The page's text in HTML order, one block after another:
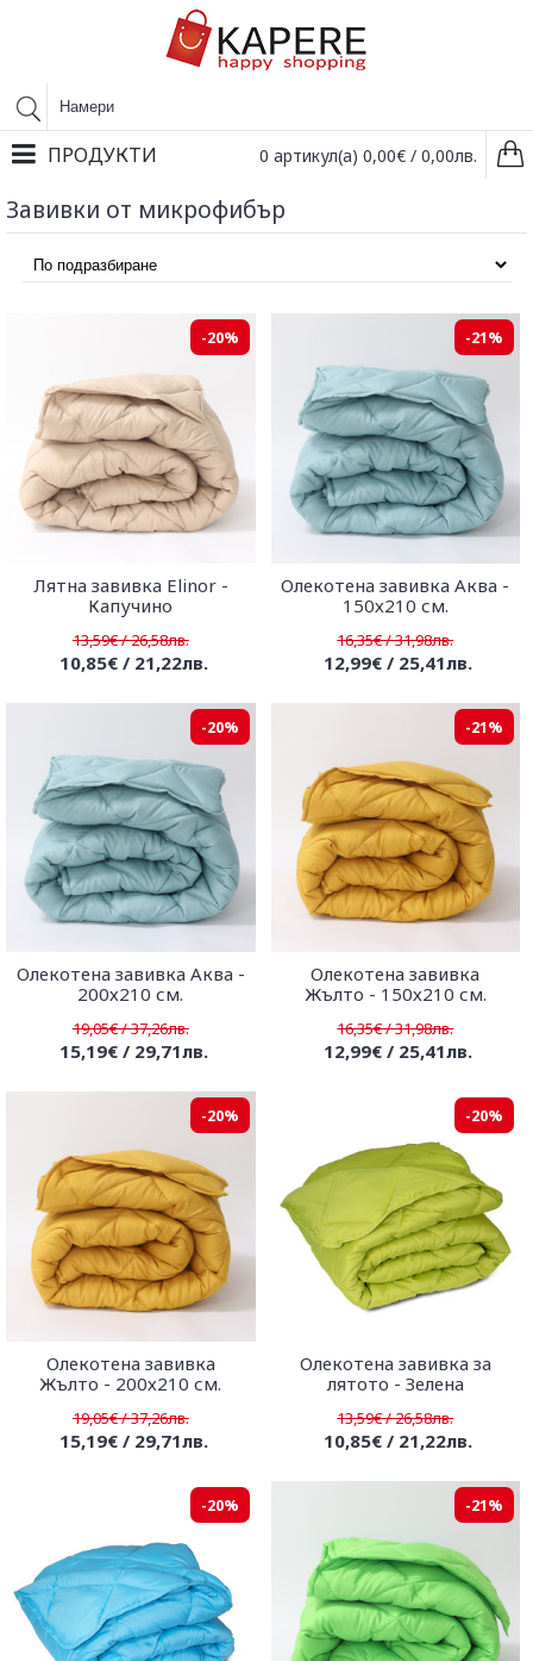
0 артикул(а) 0,00€ / 0,00лв.
ПРОДУКТИ
Завивки от микрофибър
-20%
Лятна завивка Elinor -
Капучино
13,59€ / 26,58лв.
10,85€ / 21,22лв.
-21%
Олекотена завивка Аква -
150х210 см.
16,35€ / 31,98лв.
12,99€ / 25,41лв.
-20%
Олекотена завивка Аква -
200х210 см.
19,05€ / 37,26лв.
15,19€ / 29,71лв.
-21%
Олекотена завивка
Жълто - 150х210 см.
16,35€ / 31,98лв.
12,99€ / 25,41лв.
-20%
Олекотена завивка
Жълто - 200х210 см.
19,05€ / 37,26лв.
15,19€ / 29,71лв.
-20%
Олекотена завивка за
лятото - Зелена
13,59€ / 26,58лв.
10,85€ / 21,22лв.
-20% -21%